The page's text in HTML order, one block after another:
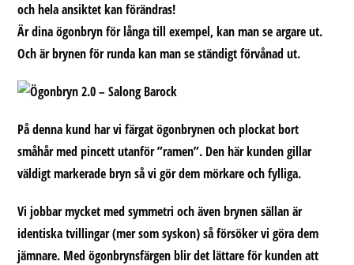
och hela ansiktet kan förändras!
Är dina ögonbryn för långa till exempel, kan man se argare ut.
Och är brynen för runda kan man se ständigt förvånad ut.
På denna kund har vi färgat ögonbrynen och plockat bort
småhår med pincett utanför ”ramen”. Den här kunden gillar
väldigt markerade bryn så vi gör dem mörkare och fylliga.
Vi jobbar mycket med symmetri och även brynen sällan är
identiska tvillingar (mer som syskon) så försöker vi göra dem
jämnare. Med ögonbrynsfärgen blir det lättare för kunden att